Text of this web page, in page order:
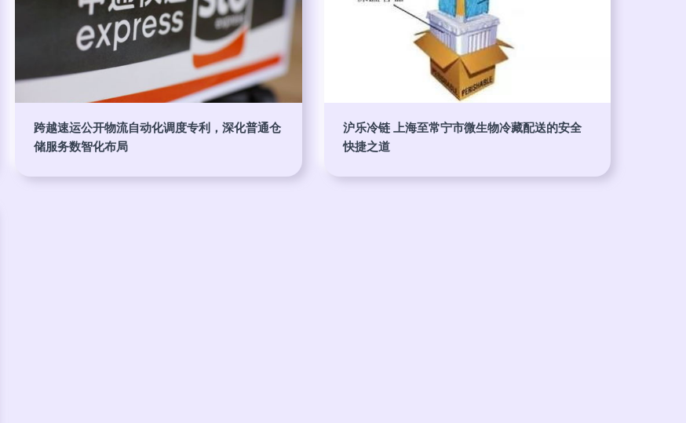
跨越速运公开物流自动化调度专利，深化普通仓
储服务数智化布局
沪乐冷链 上海至常宁市微生物冷藏配送的安全
快捷之道